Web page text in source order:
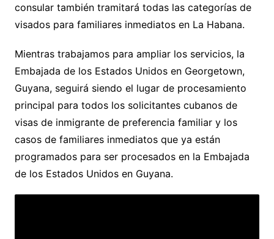
consular también tramitará todas las categorías de
visados para familiares inmediatos en La Habana.
Mientras trabajamos para ampliar los servicios, la
Embajada de los Estados Unidos en Georgetown,
Guyana, seguirá siendo el lugar de procesamiento
principal para todos los solicitantes cubanos de
visas de inmigrante de preferencia familiar y los
casos de familiares inmediatos que ya están
programados para ser procesados en la Embajada
de los Estados Unidos en Guyana.